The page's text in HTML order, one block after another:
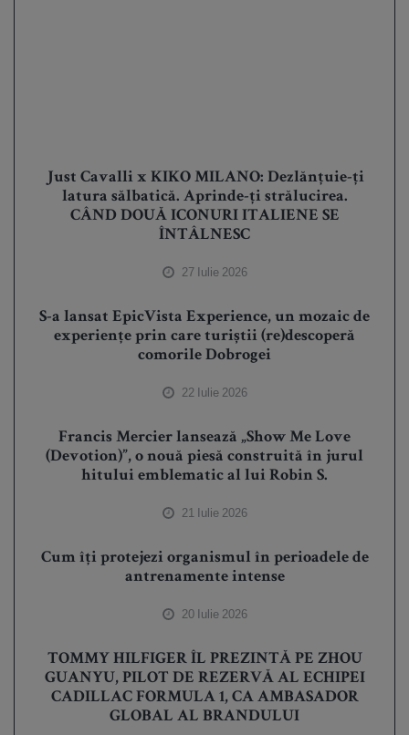
Just Cavalli x KIKO MILANO: Dezlănțuie-ți
latura sălbatică. Aprinde-ți strălucirea.
CÂND DOUĂ ICONURI ITALIENE SE
ÎNTÂLNESC
27 Iulie 2026
S-a lansat EpicVista Experience, un mozaic de
experiențe prin care turiștii (re)descoperă
comorile Dobrogei
22 Iulie 2026
Francis Mercier lansează „Show Me Love
(Devotion)”, o nouă piesă construită în jurul
hitului emblematic al lui Robin S.
21 Iulie 2026
Cum îți protejezi organismul în perioadele de
antrenamente intense
20 Iulie 2026
TOMMY HILFIGER ÎL PREZINTĂ PE ZHOU
GUANYU, PILOT DE REZERVĂ AL ECHIPEI
CADILLAC FORMULA 1, CA AMBASADOR
GLOBAL AL BRANDULUI